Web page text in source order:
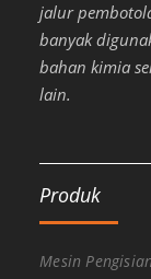
jalur
banyak
bahan kimia
lain.
Produk
Mesin